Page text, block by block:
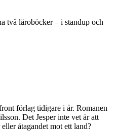
två läroböcker – i standup och
förlag tidigare i år. Romanen
Det Jesper inte vet är att
åtagandet mot ett land?